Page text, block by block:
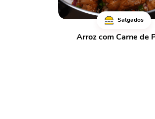
Salgados
Arroz com Carne de